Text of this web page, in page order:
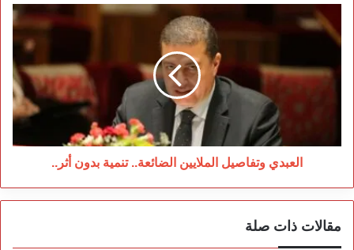
العبدي
وتفاصيل
الملايين
الضائعة..
تنمية
بدون
العبدي وتفاصيل الملايين الضائعة.. تنمية بدون أثر..
مقالات ذات صلة